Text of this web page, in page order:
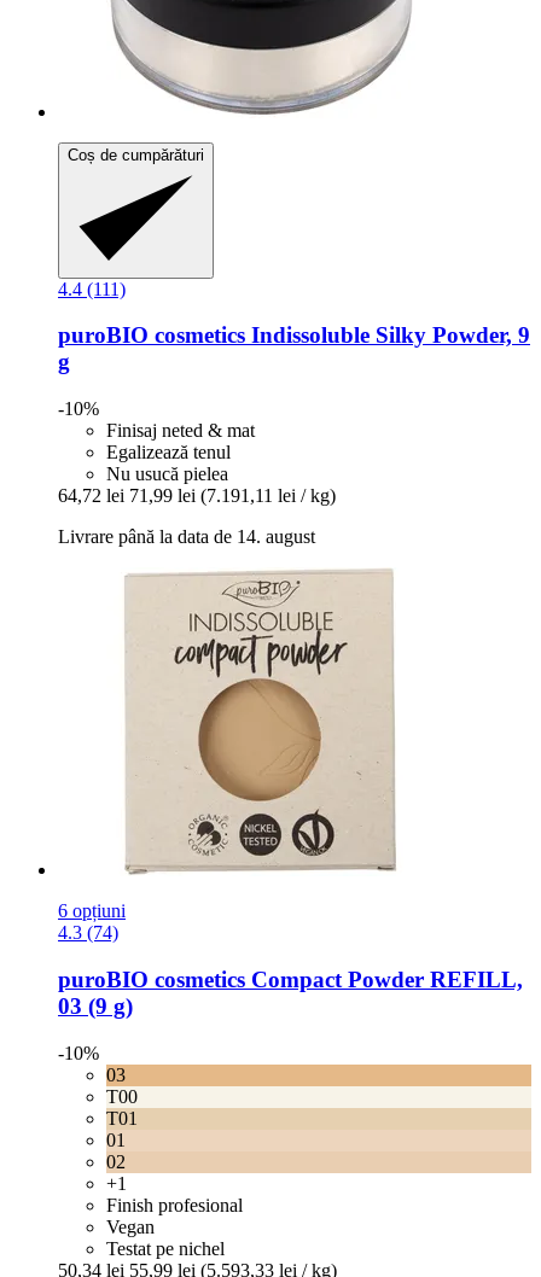
Coș de cumpărături
4.4 (111)
puroBIO cosmetics Indissoluble Silky Powder, 9
g
-10%
Finisaj neted & mat
Egalizează tenul
Nu usucă pielea
64,72 lei 71,99 lei (7.191,11 lei / kg)
Livrare până la data de 14. august
6 opțiuni
4.3 (74)
puroBIO cosmetics Compact Powder REFILL,
03 (9 g)
-10%
03
T00
T01
01
02
+1
Finish profesional
Vegan
Testat pe nichel
50,34 lei 55,99 lei (5.593,33 lei / kg)